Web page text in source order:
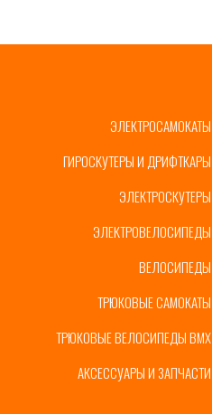
ЭЛЕКТРОСАМОКАТЫ
ГИРОСКУТЕРЫ И ДРИФТКАРЫ
ЭЛЕКТРОСКУТЕРЫ
ЭЛЕКТРОВЕЛОСИПЕДЫ
ВЕЛОСИПЕДЫ
АКСЕССУАРЫ И ЗАПЧАСТИ
ТРЮКОВЫЕ ВЕЛОСИПЕДЫ BMX
ТРЮКОВЫЕ САМОКАТЫ